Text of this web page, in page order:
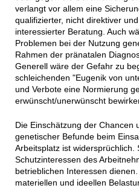
verlangt vor allem eine
qualifizierter, nicht direktiver
interessierter Beratung. Auch
Problemen bei der Nutzung
Rahmen der pränatalen
Generell wäre der Gefahr zu
schleichenden "Eugenik von
und Verbote eine Normierung
erwünscht/unerwünscht
Die Einschätzung der Chancen
genetischer Befunde beim
Arbeitsplatz ist widersprüchlich.
Schutzinteressen des
betrieblichen Interessen
materiellen und ideellen